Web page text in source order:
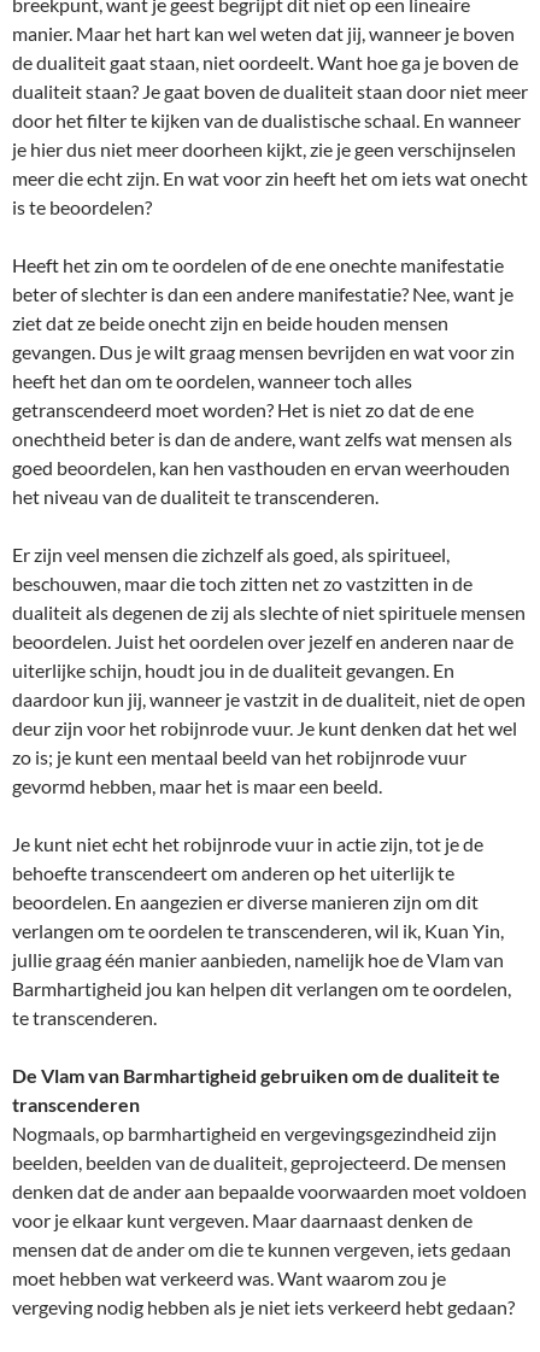
manier. Maar het hart kan wel weten dat jij, wanneer je boven
de dualiteit gaat staan, niet oordeelt. Want hoe ga je boven de
dualiteit staan? Je gaat boven de dualiteit staan door niet meer
door het filter te kijken van de dualistische schaal. En wanneer
je hier dus niet meer doorheen kijkt, zie je geen verschijnselen
meer die echt zijn. En wat voor zin heeft het om iets wat onecht
is te beoordelen?
Heeft het zin om te oordelen of de ene onechte manifestatie
beter of slechter is dan een andere manifestatie? Nee, want je
ziet dat ze beide onecht zijn en beide houden mensen
gevangen. Dus je wilt graag mensen bevrijden en wat voor zin
heeft het dan om te oordelen, wanneer toch alles
getranscendeerd moet worden? Het is niet zo dat de ene
onechtheid beter is dan de andere, want zelfs wat mensen als
goed beoordelen, kan hen vasthouden en ervan weerhouden
het niveau van de dualiteit te transcenderen.
Er zijn veel mensen die zichzelf als goed, als spiritueel,
beschouwen, maar die toch zitten net zo vastzitten in de
dualiteit als degenen de zij als slechte of niet spirituele mensen
beoordelen. Juist het oordelen over jezelf en anderen naar de
uiterlijke schijn, houdt jou in de dualiteit gevangen. En
daardoor kun jij, wanneer je vastzit in de dualiteit, niet de open
deur zijn voor het robijnrode vuur. Je kunt denken dat het wel
zo is; je kunt een mentaal beeld van het robijnrode vuur
gevormd hebben, maar het is maar een beeld.
Je kunt niet echt het robijnrode vuur in actie zijn, tot je de
behoefte transcendeert om anderen op het uiterlijk te
beoordelen. En aangezien er diverse manieren zijn om dit
verlangen om te oordelen te transcenderen, wil ik, Kuan Yin,
jullie graag één manier aanbieden, namelijk hoe de Vlam van
Barmhartigheid jou kan helpen dit verlangen om te oordelen,
te transcenderen.
De Vlam van Barmhartigheid gebruiken om de dualiteit te
transcenderen
Nogmaals, op barmhartigheid en vergevingsgezindheid zijn
beelden, beelden van de dualiteit, geprojecteerd. De mensen
denken dat de ander aan bepaalde voorwaarden moet voldoen
voor je elkaar kunt vergeven. Maar daarnaast denken de
mensen dat de ander om die te kunnen vergeven, iets gedaan
moet hebben wat verkeerd was. Want waarom zou je
vergeving nodig hebben als je niet iets verkeerd hebt gedaan?